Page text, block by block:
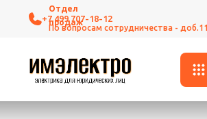
+7 499 707-18-12